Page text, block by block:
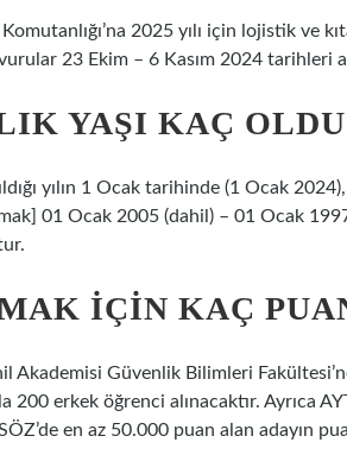
2025 yılı için lojistik ve
23 Ekim – 6 Kasım 2024 tarihleri
YAŞI KAÇ
yılın 1 Ocak tarihinde (1 Ocak
01 Ocak 2005 (dahil) – 01 Ocak
IÇIN KAÇ
Akademisi Güvenlik Bilimleri
200 erkek öğrenci alınacaktır. Ayrıca
en az 50.000 puan alan adayın